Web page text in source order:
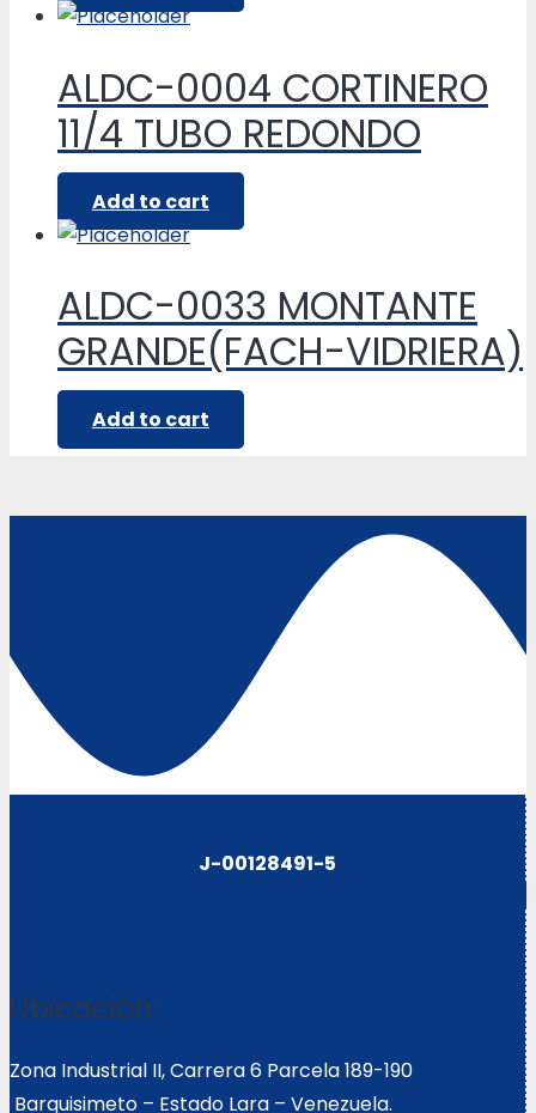
ALDC-0004 CORTINERO
11/4 TUBO REDONDO
Add to cart
ALDC-0033 MONTANTE
GRANDE(FACH-VIDRIERA)
Add to cart
J-00128491-5
Ubicación:
Zona Industrial II, Carrera 6 Parcela 189-190
Barquisimeto – Estado Lara – Venezuela.